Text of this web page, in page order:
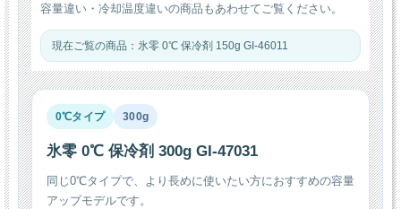
容量違い・冷却温度違いの商品もあわせてご覧ください。
現在ご覧の商品：氷零 0℃ 保冷剤 150g GI-46011
0℃タイプ 300g
氷零 0℃ 保冷剤 300g GI-47031
同じ0℃タイプで、より長めに使いたい方におすすめの容量
アップモデルです。